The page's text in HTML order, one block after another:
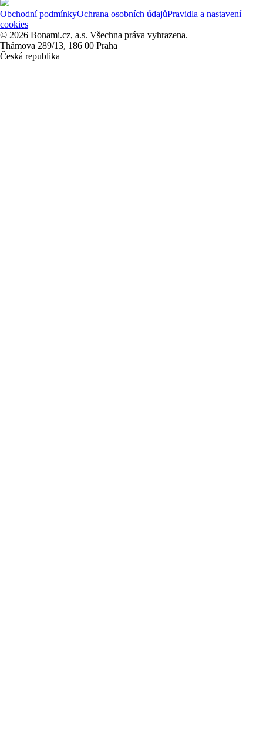
Obchodní podmínkyOchrana osobních údajůPravidla a nastavení
cookies
© 2026 Bonami.cz, a.s. Všechna práva vyhrazena.
Thámova 289/13, 186 00 Praha
Česká republika